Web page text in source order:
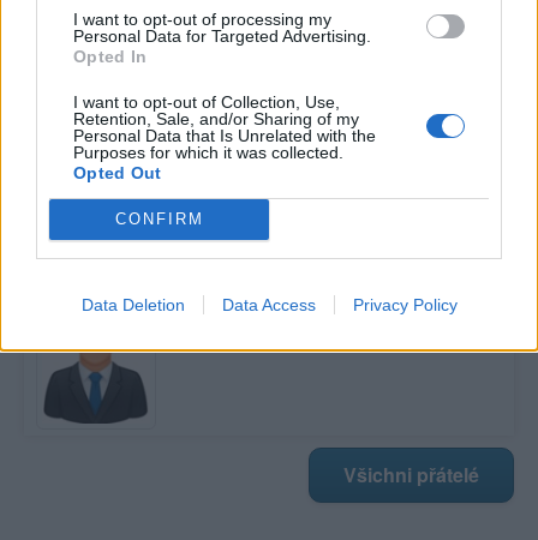
I want to opt-out of processing my
Personal Data for Targeted Advertising.
Opted In
I want to opt-out of Collection, Use,
Retention, Sale, and/or Sharing of my
Personal Data that Is Unrelated with the
Purposes for which it was collected.
Opted Out
CONFIRM
Data Deletion Data Access Privacy Policy
Poslední 3 příspěvky na mé zdi
Nemá žádné příspěvky
Zobrazit celou mou zeď
Moji nejnovější přátelé
Kamarád:flover
Všichni přátelé